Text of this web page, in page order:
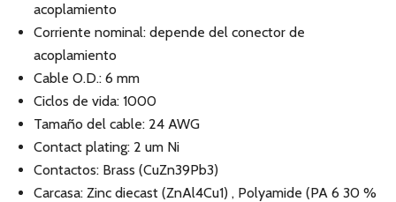
acoplamiento
Corriente nominal: depende del conector de
acoplamiento
Cable O.D.: 6 mm
Ciclos de vida: 1000
Tamaño del cable: 24 AWG
Contact plating: 2 um Ni
Contactos: Brass (CuZn39Pb3)
Carcasa: Zinc diecast (ZnAl4Cu1) , Polyamide (PA 6 30 %